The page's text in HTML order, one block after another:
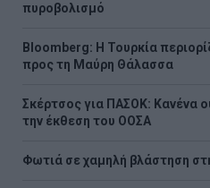
πυροβολισμό
Bloomberg: Η Τουρκία
προς τη Μαύρη Θάλασσα
Σκέρτσος για ΠΑΣΟΚ: Κανένα
την έκθεση του ΟΟΣΑ
Φωτιά σε χαμηλή βλάστηση